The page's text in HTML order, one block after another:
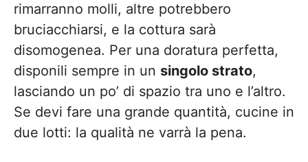
rimarranno molli, altre potrebbero
bruciacchiarsi, e la cottura sarà
disomogenea. Per una doratura perfetta,
disponili sempre in un singolo strato,
lasciando un po’ di spazio tra uno e l’altro.
Se devi fare una grande quantità, cucine in
due lotti: la qualità ne varrà la pena.